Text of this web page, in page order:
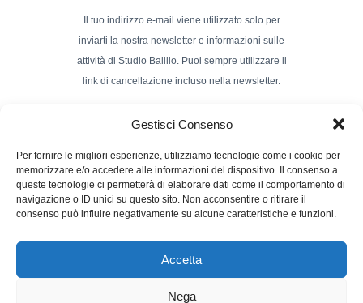
Gestisci Consenso
Per fornire le migliori esperienze, utilizziamo tecnologie come i cookie per
memorizzare e/o accedere alle informazioni del dispositivo. Il consenso a
queste tecnologie ci permetterà di elaborare dati come il comportamento di
navigazione o ID unici su questo sito. Non acconsentire o ritirare il
consenso può influire negativamente su alcune caratteristiche e funzioni.
Accetta
Nega
Il tuo indirizzo e-mail viene utilizzato solo per
inviarti la nostra newsletter e informazioni sulle
attività di Studio Balillo. Puoi sempre utilizzare il
link di cancellazione incluso nella newsletter.
Nome e Cognome